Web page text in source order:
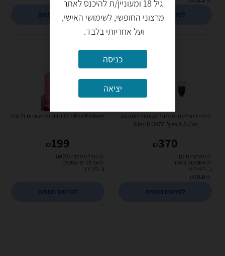
לפרטים נוספים לפרטים נוספים
דילדו ריאליסטי תרמו-ריאקטיבי רוטט עם
שלט 8.5 אינץ'. Silex-D-5477
370
₪
משלוח חינם
אספקה: באתר
ב- דיגי דיגי
0.0
(4)
לפרטים נוספים
Pop Peckers דילדו ורוד עם אשכים 21 ס מ
199
₪
כולל משלוח (₪20)
עד 10 ימי עסקים
ב- ליבידו
לפרטים נוספים
גיל 18 ומעוניין/ת להיכנס לאתר
מרצוני החופשי, לשימושי האישי,
ועל אחריותי בלבד.
יציאה
כניסה